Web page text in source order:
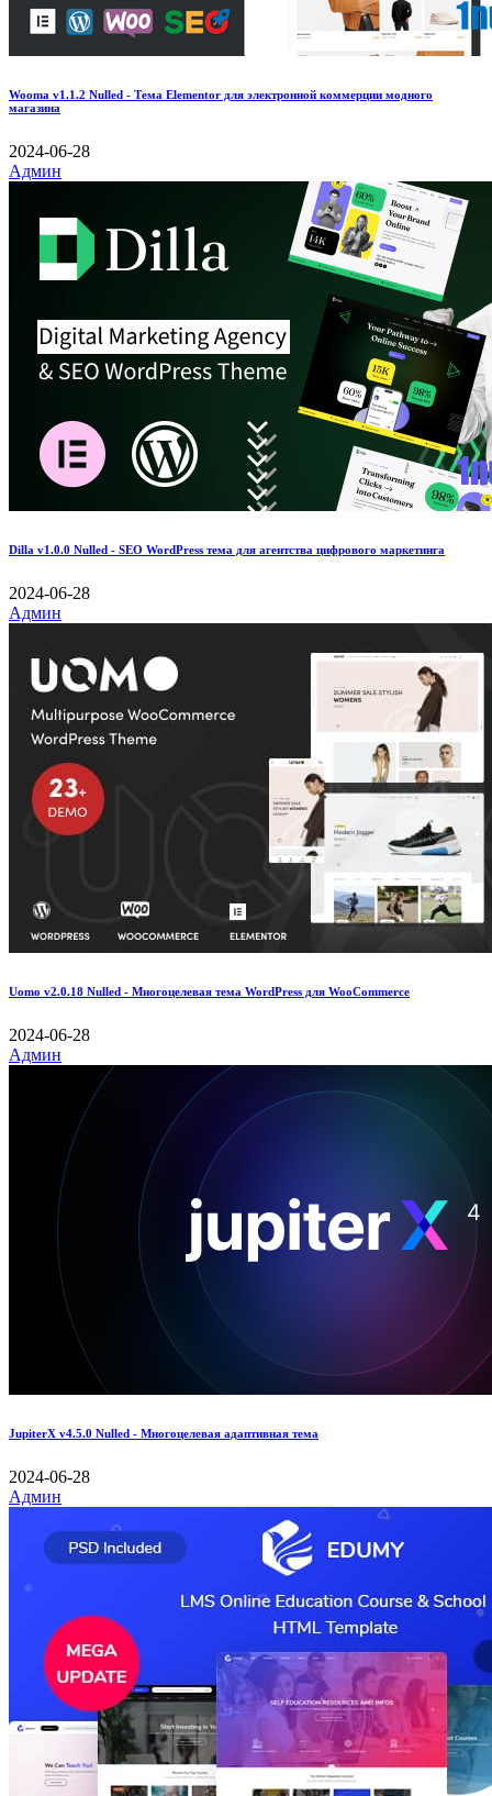
Wooma v1.1.2 Nulled - Тема Elementor для электронной коммерции модного
магазина
2024-06-28
Админ
Dilla v1.0.0 Nulled - SEO WordPress тема для агентства цифрового маркетинга
2024-06-28
Админ
Uomo v2.0.18 Nulled - Многоцелевая тема WordPress для WooCommerce
2024-06-28
Админ
JupiterX v4.5.0 Nulled - Многоцелевая адаптивная тема
2024-06-28
Админ